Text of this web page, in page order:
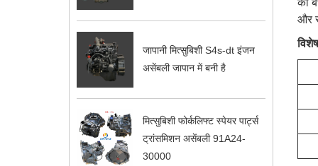
जापानी मित्सुबिशी S4s-dt इंजन
असेंबली जापान में बनी है
मित्सुबिशी फोर्कलिफ्ट स्पेयर पार्ट्स
ट्रांसमिशन असेंबली 91A24-
30000
की
और